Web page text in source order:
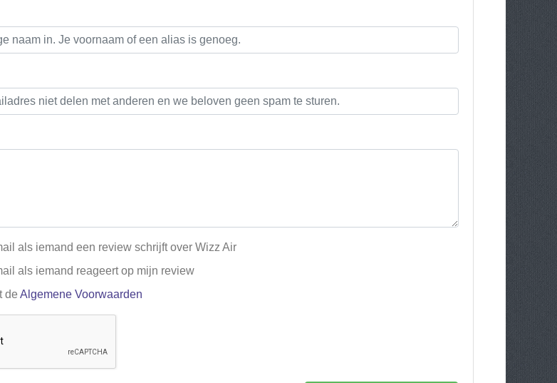
als iemand een review schrijft over Wizz Air
als iemand reageert op mijn review
de Algemene Voorwaarden